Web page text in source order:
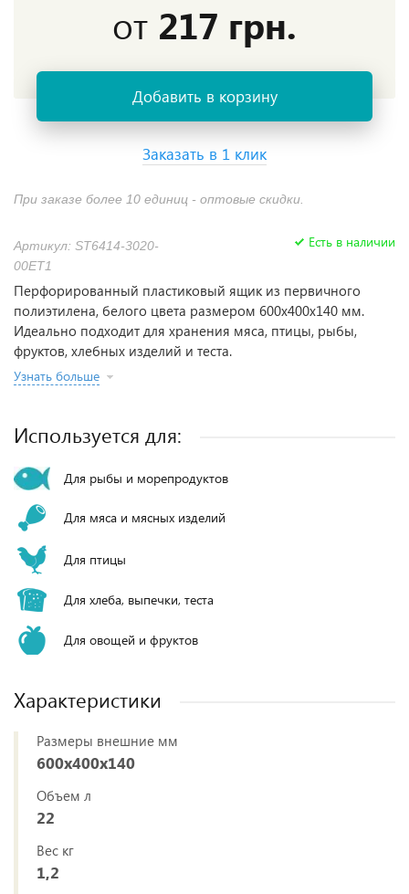
Артикул: ST6414-3020-
00ET1
Есть в наличии
Перфорированный пластиковый ящик из первичного
полиэтилена, белого цвета размером 600х400х140 мм.
Идеально подходит для хранения мяса, птицы, рыбы,
фруктов, хлебных изделий и теста.
Узнать больше
от 217 грн.
Добавить в корзину
Заказать в 1 клик
При заказе более 10 единиц - оптовые скидки.
Используется для:
Для рыбы и морепродуктов
Для мяса и мясных изделий
Для птицы
Для хлеба, выпечки, теста
Для овощей и фруктов
Характеристики
Размеры внешние мм
600х400х140
Объем л
22
Вес кг
1,2